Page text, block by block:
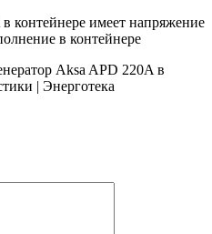
контейнере имеет напряжение
в контейнере
Aksa APD 220A в
| Энерготека